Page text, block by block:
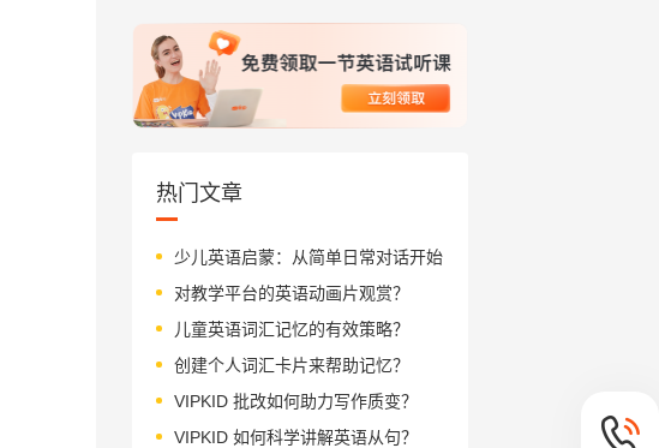
热门文章
少儿英语启蒙：从简单日常对话开始
对教学平台的英语动画片观赏？
儿童英语词汇记忆的有效策略？
创建个人词汇卡片来帮助记忆？
VIPKID 批改如何助力写作质变？
VIPKID 如何科学讲解英语从句？